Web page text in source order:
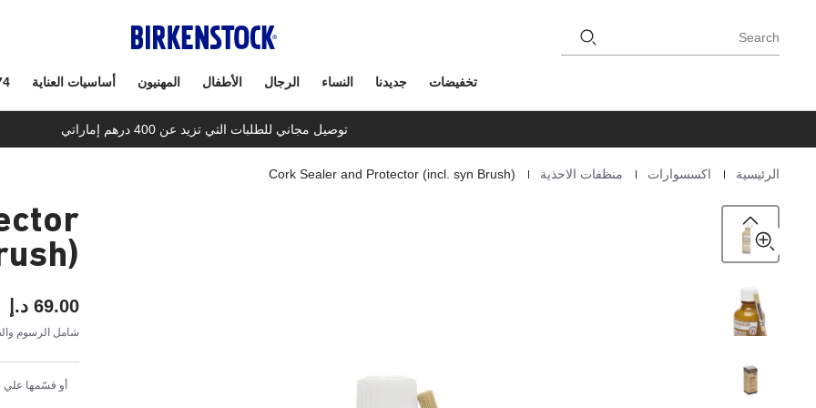
Search
تخفيضات جديدنا النساء الرجال الأطفال المهنيون أساسيات العناية
توصيل مجاني للطلبات التي تزيد عن 400 درهم إماراتي
Homepage الرئيسية اكسسوارات منظفات الاحذية Cork Sealer and Protector (incl. syn Brush)
69.00 د.إ
شامل الرسوم
أو قسّمها علي 4 دفعات شهرية بقيمة 17.25 د.إ